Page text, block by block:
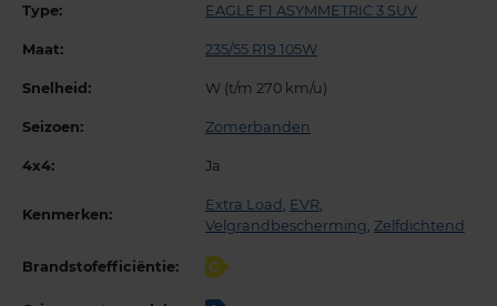
Type: EAGLE F1 ASYMMETRIC 3 SUV
Maat: 235/55 R19 105W
Snelheid: W (t/m 270 km/u)
Seizoen: Zomerbanden
4x4: Ja
Kenmerken:
Extra Load , EVR,
Velgrandbescherming, Zelfdichtend
Brandstofefficiëntie: C